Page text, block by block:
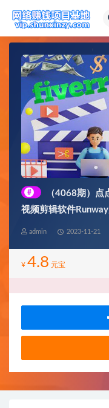
#
（4068期）点
视频剪辑软件
admin 2023-11-21
¥ 4.8 元宝